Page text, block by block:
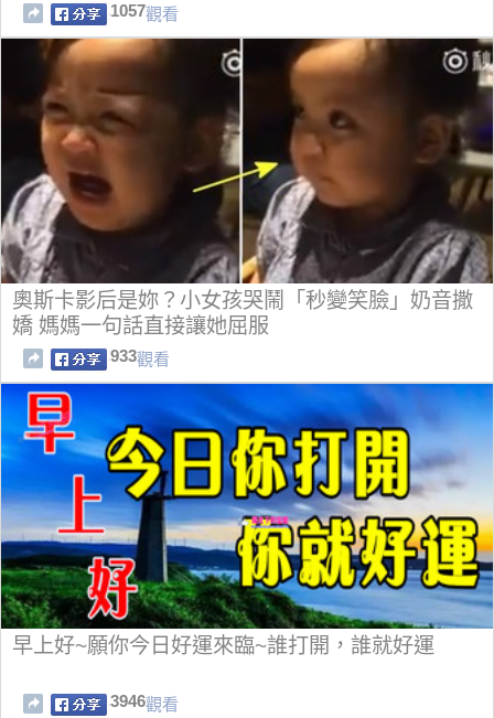
1057觀看
奧斯卡影后是妳？小女孩哭鬧「秒變笑臉」奶音撒
嬌 媽媽一句話直接讓她屈服
933觀看
早上好~願你今日好運來臨~誰打開，誰就好運
3946觀看